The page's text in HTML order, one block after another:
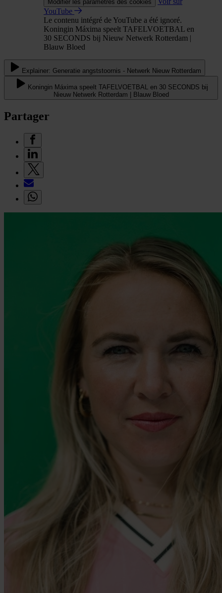
Modifier les paramètres des cookies
YouTube
Le contenu intégré de YouTube a été ignoré.
Koningin Máxima speelt TAFELVOETBAL en
30 SECONDS bij Nieuw Netwerk Rotterdam |
Blauw Bloed
Explainer: Generatie angststoornis - Netwerk Nieuw Rotterdam
Koningin Máxima speelt TAFELVOETBAL en 30 SECONDS bij
Nieuw Netwerk Rotterdam | Blauw Bloed
Partager